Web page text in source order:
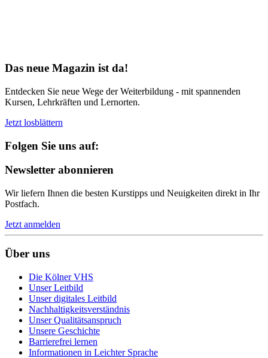
Das neue Magazin ist da!
Entdecken Sie neue Wege der Weiterbildung - mit spannenden
Kursen, Lehrkräften und Lernorten.
Jetzt losblättern
Folgen Sie uns auf:
Newsletter abonnieren
Wir liefern Ihnen die besten Kurstipps und Neuigkeiten direkt in Ihr
Postfach.
Jetzt anmelden
Über uns
Die Kölner VHS
Unser Leitbild
Unser digitales Leitbild
Nachhaltigkeitsverständnis
Unser Qualitätsanspruch
Unsere Geschichte
Barrierefrei lernen
Informationen in Leichter Sprache